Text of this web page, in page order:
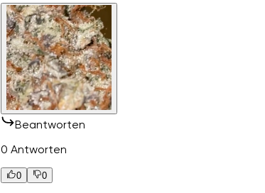
Beantworten
0 Antworten
0 0